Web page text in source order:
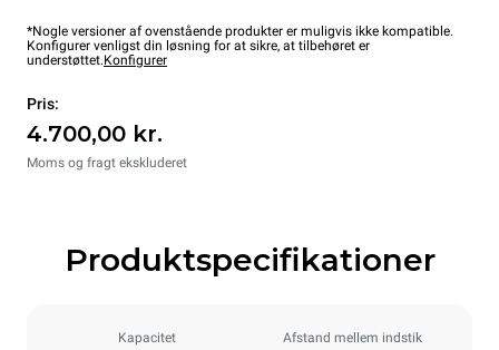
*Nogle versioner af ovenstående produkter er muligvis ikke kompatible.
Konfigurer venligst din løsning for at sikre, at tilbehøret er
understøttet.Konfigurer
Pris:
4.700,00 kr.
Moms og fragt ekskluderet
Produktspecifikationer
Kapacitet Afstand mellem indstik